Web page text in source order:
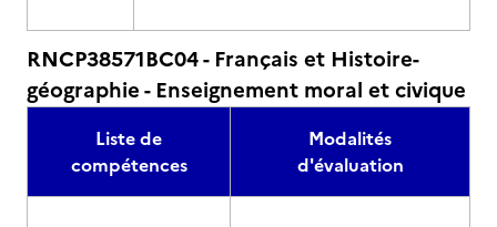
RNCP38571BC04 - Français et Histoire-
géographie - Enseignement moral et civique
Liste de
compétences
Modalités
d'évaluation